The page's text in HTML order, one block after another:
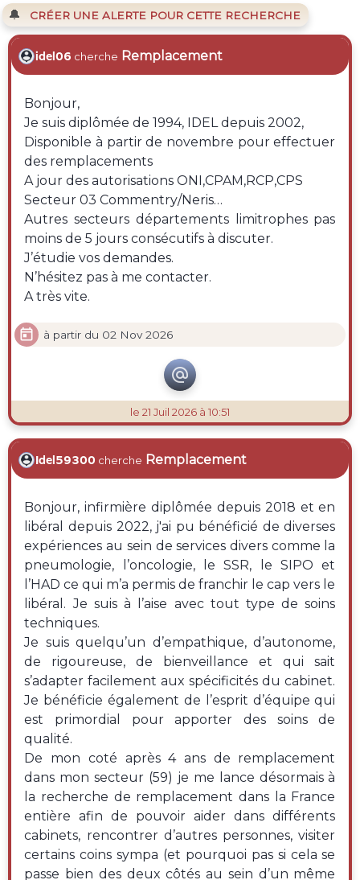
🔔 CRÉER UNE ALERTE POUR CETTE RECHERCHE
idel06 cherche Remplacement
Bonjour,
Je suis diplômée de 1994, IDEL depuis 2002,
Disponible à partir de novembre pour effectuer
des remplacements
A jour des autorisations ONI,CPAM,RCP,CPS
Secteur 03 Commentry/Neris…
Autres secteurs départements limitrophes pas
moins de 5 jours consécutifs à discuter.
J’étudie vos demandes.
N’hésitez pas à me contacter.
A très vite.
 à partir du 02 Nov 2026

le 21 Juil 2026 à 10:51
Idel59300 cherche Remplacement
Bonjour, infirmière diplômée depuis 2018 et en
libéral depuis 2022, j'ai pu bénéficié de diverses
expériences au sein de services divers comme la
pneumologie, l’oncologie, le SSR, le SIPO et
l’HAD ce qui m’a permis de franchir le cap vers le
libéral. Je suis à l’aise avec tout type de soins
techniques.
Je suis quelqu’un d’empathique, d’autonome,
de rigoureuse, de bienveillance et qui sait
s’adapter facilement aux spécificités du cabinet.
Je bénéficie également de l’esprit d’équipe qui
est primordial pour apporter des soins de
qualité.
De mon coté après 4 ans de remplacement
dans mon secteur (59) je me lance désormais à
la recherche de remplacement dans la France
entière afin de pouvoir aider dans différents
cabinets, rencontrer d’autres personnes, visiter
certains coins sympa (et pourquoi pas si cela se
passe bien des deux côtés au sein d’un même